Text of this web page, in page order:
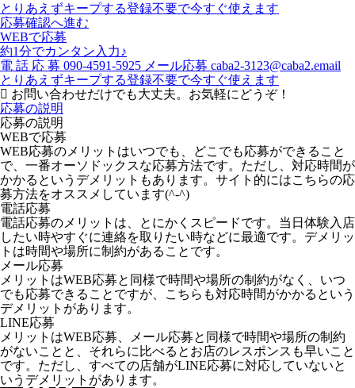
とりあえずキープする登録不要で今すぐ使えます
応募確認へ進む
WEBで応募
約1分でカンタン入力♪
電 話 応 募 090-4591-5925 メール応募 caba2-3123@caba2.email
とりあえずキープする登録不要で今すぐ使えます
お問い合わせだけでも大丈夫。お気軽にどうぞ！
応募の説明
応募の説明
WEBで応募
WEB応募のメリットはいつでも、どこでも応募ができること
で、一番オーソドックスな応募方法です。ただし、対応時間が
かかるというデメリットもあります。サイト的にはこちらの応
募方法をオススメしています(^-^)
電話応募
電話応募のメリットは、とにかくスピードです。当日体験入店
したい時やすぐに連絡を取りたい時などに最適です。デメリッ
トは時間や場所に制約があることです。
メール応募
メリットはWEB応募と同様で時間や場所の制約がなく、いつ
でも応募できることですが、こちらも対応時間がかかるという
デメリットがあります。
LINE応募
メリットはWEB応募、メール応募と同様で時間や場所の制約
がないことと、それらに比べるとお店のレスポンスも早いこと
です。ただし、すべての店舗がLINE応募に対応していないと
いうデメリットがあります。